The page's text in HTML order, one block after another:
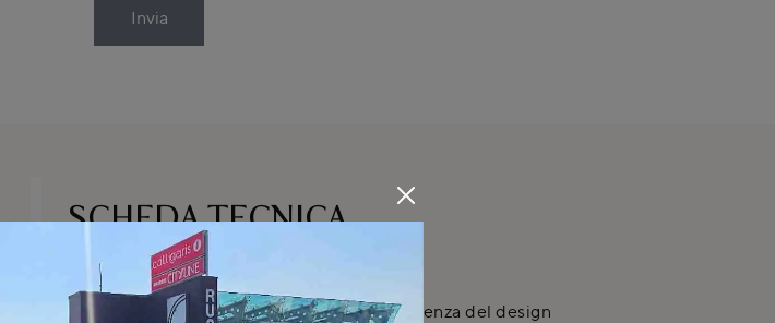
Invia
SCHEDA TECNICA
Poltrona Peggy
La Poltrona Peggy di Samoa incarna l'eccellenza del design